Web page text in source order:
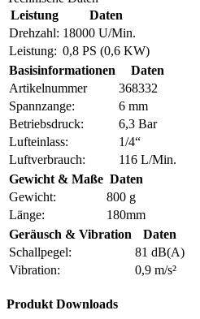
Leistung
Daten
Drehzahl: 18000 U/Min.
Leistung: 0,8 PS (0,6 KW)
Basisinformationen
Daten
Artikelnummer
368332
Spannzange:
6 mm
Betriebsdruck:
6,3 Bar
Lufteinlass:
1/4“
Luftverbrauch:
116 L/Min.
Gewicht & Maße Daten
Gewicht:
800 g
Länge:
180mm
Geräusch & Vibration
Daten
Schallpegel:
81 dB(A)
Vibration:
0,9 m/s²
Produkt Downloads